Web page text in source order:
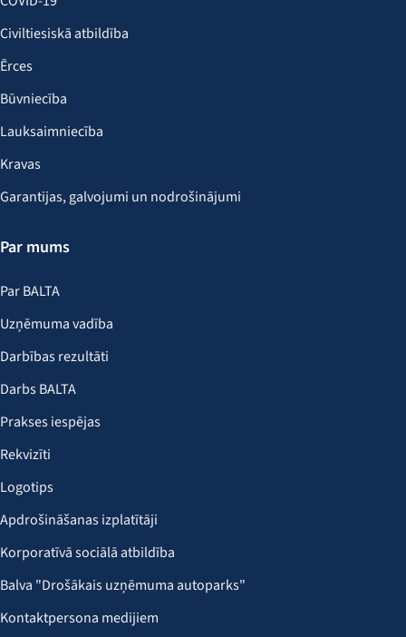
Civiltiesiskā atbildība
Ērces
Būvniecība
Lauksaimniecība
Kravas
Garantijas, galvojumi un nodrošinājumi
Par mums
Par BALTA
Uzņēmuma vadība
Darbības rezultāti
Darbs BALTA
Prakses iespējas
Rekvizīti
Logotips
Apdrošināšanas izplatītāji
Korporatīvā sociālā atbildība
Balva "Drošākais uzņēmuma autoparks"
Kontaktpersona medijiem